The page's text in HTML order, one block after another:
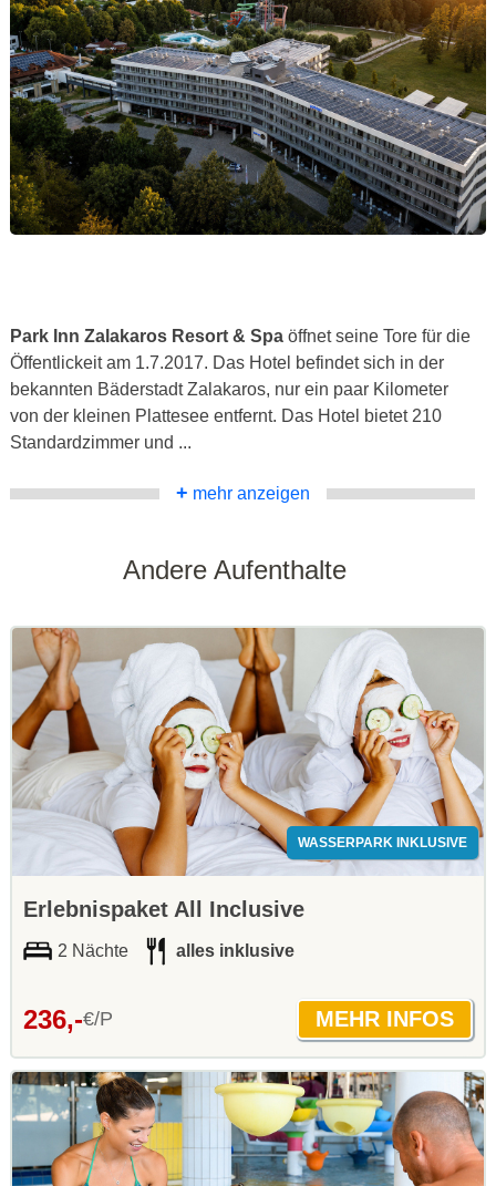
Park Inn Zalakaros Resort & Spa öffnet seine Tore für die
Öffentlickeit am 1.7.2017. Das Hotel befindet sich in der
bekannten Bäderstadt Zalakaros, nur ein paar Kilometer
von der kleinen Plattesee entfernt. Das Hotel bietet 210
Standardzimmer und ...
+ mehr anzeigen
Andere Aufenthalte
WASSERPARK INKLUSIVE
Erlebnispaket All Inclusive
2 Nächte alles inklusive
236,-€/P